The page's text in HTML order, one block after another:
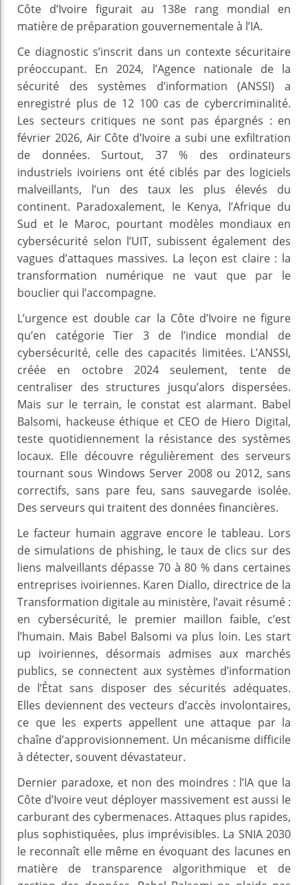
Côte d’Ivoire figurait au 138e rang mondial en
matière de préparation gouvernementale à l’IA.
Ce diagnostic s’inscrit dans un contexte sécuritaire
préoccupant. En 2024, l’Agence nationale de la
sécurité des systèmes d’information (ANSSI) a
enregistré plus de 12 100 cas de cybercriminalité.
Les secteurs critiques ne sont pas épargnés : en
février 2026, Air Côte d’Ivoire a subi une exfiltration
de données. Surtout, 37 % des ordinateurs
industriels ivoiriens ont été ciblés par des logiciels
malveillants, l’un des taux les plus élevés du
continent. Paradoxalement, le Kenya, l’Afrique du
Sud et le Maroc, pourtant modèles mondiaux en
cybersécurité selon l’UIT, subissent également des
vagues d’attaques massives. La leçon est claire : la
transformation numérique ne vaut que par le
bouclier qui l’accompagne.
L’urgence est double car la Côte d’Ivoire ne figure
qu’en catégorie Tier 3 de l’indice mondial de
cybersécurité, celle des capacités limitées. L’ANSSI,
créée en octobre 2024 seulement, tente de
centraliser des structures jusqu’alors dispersées.
Mais sur le terrain, le constat est alarmant. Babel
Balsomi, hackeuse éthique et CEO de Hiero Digital,
teste quotidiennement la résistance des systèmes
locaux. Elle découvre régulièrement des serveurs
tournant sous Windows Server 2008 ou 2012, sans
correctifs, sans pare feu, sans sauvegarde isolée.
Des serveurs qui traitent des données financières.
Le facteur humain aggrave encore le tableau. Lors
de simulations de phishing, le taux de clics sur des
liens malveillants dépasse 70 à 80 % dans certaines
entreprises ivoiriennes. Karen Diallo, directrice de la
Transformation digitale au ministère, l’avait résumé :
en cybersécurité, le premier maillon faible, c’est
l’humain. Mais Babel Balsomi va plus loin. Les start
up ivoiriennes, désormais admises aux marchés
publics, se connectent aux systèmes d’information
de l’État sans disposer des sécurités adéquates.
Elles deviennent des vecteurs d’accès involontaires,
ce que les experts appellent une attaque par la
chaîne d’approvisionnement. Un mécanisme difficile
à détecter, souvent dévastateur.
Dernier paradoxe, et non des moindres : l’IA que la
Côte d’Ivoire veut déployer massivement est aussi le
carburant des cybermenaces. Attaques plus rapides,
plus sophistiquées, plus imprévisibles. La SNIA 2030
le reconnaît elle même en évoquant des lacunes en
matière de transparence algorithmique et de